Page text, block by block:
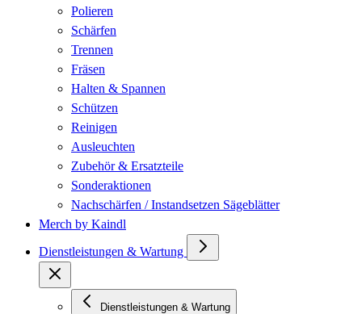
Polieren
Schärfen
Trennen
Fräsen
Halten & Spannen
Schützen
Reinigen
Ausleuchten
Zubehör & Ersatzteile
Sonderaktionen
Nachschärfen / Instandsetzen Sägeblätter
Merch by Kaindl
Dienstleistungen & Wartung
Dienstleistungen & Wartung